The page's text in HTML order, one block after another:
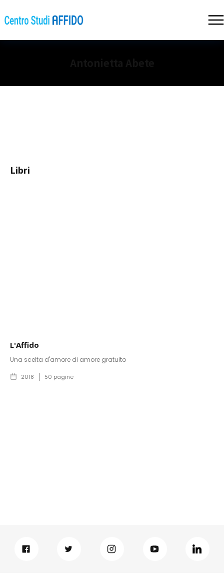
Libri
L'Affido
Una scelta d'amore di amore gratuito
2018 50 pagine